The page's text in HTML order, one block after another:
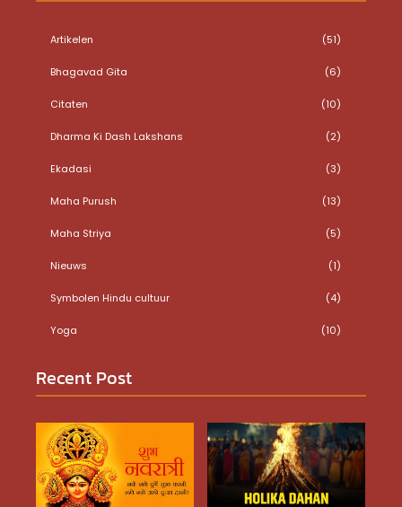
Artikelen (51)
Bhagavad Gita (6)
Citaten (10)
Dharma Ki Dash Lakshans (2)
Ekadasi (3)
Maha Purush (13)
Maha Striya (5)
Nieuws (1)
Symbolen Hindu cultuur (4)
Yoga (10)
Recent Post